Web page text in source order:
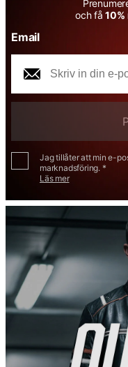
och få10%
Email
Jag tillåter att min e-
marknadsföring. *
Läs mer